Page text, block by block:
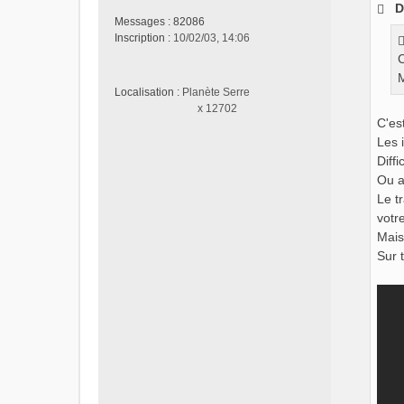
Messages : 82086
Inscription : 10/02/03, 14:06
Localisation : Planète Serre
x 12702
Les
Ou
Le
Sur